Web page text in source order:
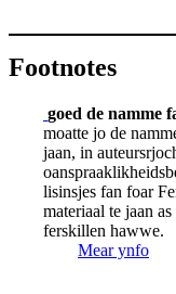
Footnotes
goed de namme
moatte jo de
jaan, in
lisinsjes fan foar
materiaal te jaan
ferskillen hawwe.
Mear ynfo